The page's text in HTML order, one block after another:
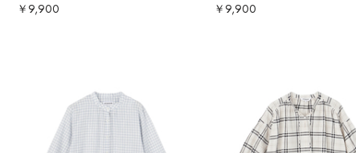
￥9,900 ￥9,900